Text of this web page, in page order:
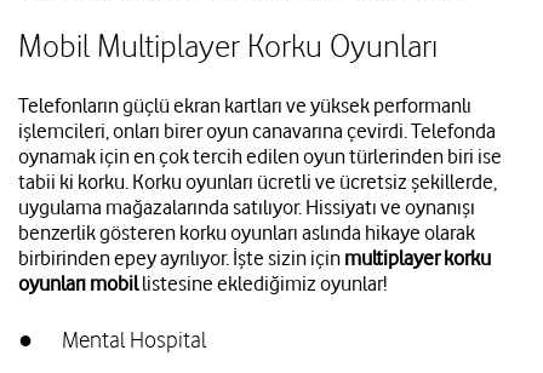
Mobil Multiplayer Korku Oyunları
Telefonların güçlü ekran kartları ve yüksek performanlı
işlemcileri, onları birer oyun canavarına çevirdi. Telefonda
oynamak için en çok tercih edilen oyun türlerinden biri ise
tabii ki korku. Korku oyunları ücretli ve ücretsiz şekillerde,
uygulama mağazalarında satılıyor. Hissiyatı ve oynanışı
benzerlik gösteren korku oyunları aslında hikaye olarak
birbirinden epey ayrılıyor. İşte sizin için multiplayer korku
oyunları mobillistesine eklediğimiz oyunlar!
● Mental Hospital